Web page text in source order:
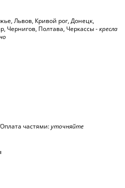
Львов, Кривой рог, Донецк,
Чернигов, Полтава, Черкассы -кресла
частями:уточняйте